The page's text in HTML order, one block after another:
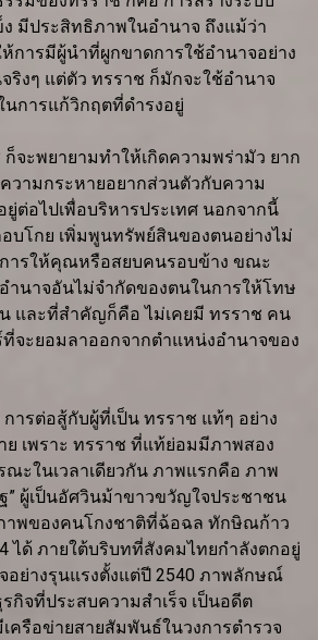
มีประสิทธิภาพในอำนาจ ถึงแม้ว่า
การมีผู้นำที่ผูกขาดการใช้อำนาจอย่าง
ริงๆ แต่ตัว ทรราช ก็มักจะใช้อำนาจ
นการแก้วิกฤตที่ดำรงอยู่
จะพยายามทำให้เกิดความพร่ามัว ยาก
วามกระหายอยากส่วนตัวกับความ
ยู่ต่อไปเพื่อบริหารประเทศ นอกจากนี้
บโกย เพิ่มพูนทรัพย์สินของตนอย่างไม่
ารให้คุณหรือสยบคนรอบข้าง ขณะ
ำนาจอันไม่จำกัดของตนในการให้โทษ
และที่สำคัญก็คือ ไม่เคยมี ทรราช คน
จะยอมลาออกจากตำแหน่งอำนาจของ
ารต่อสู้กับผู้ที่เป็น ทรราช แท้ๆ อย่าง
เพราะ ทรราช ที่แท้ย่อมมีภาพสอง
ะในเวลาเดียวกัน ภาพแรกคือ ภาพ
” ผู้เป็นอัศวินม้าขาวขวัญใจประชาชน
าพของคนโกงชาติที่ฉ้อฉล ทักษิณก้าว
ได้ ภายใต้บริบทที่สังคมไทยกำลังตกอยู่
อย่างรุนแรงตั้งแต่ปี 2540 ภาพลักษณ์
จที่ประสบความสำเร็จ เป็นอดีต
ครือข่ายสายสัมพันธ์ในวงการตำรวจ